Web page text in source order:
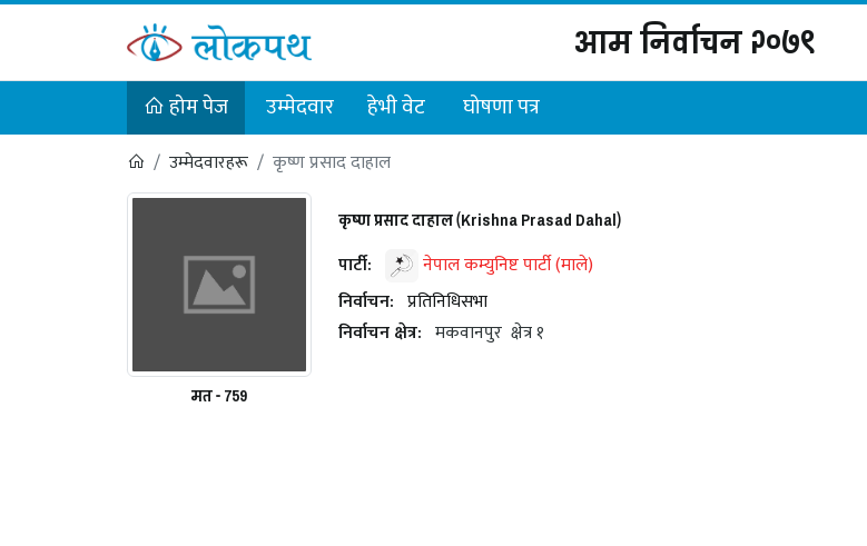
आम निर्वाचन २०७९
होम पेज उम्मेदवार हेभी वेट घोषणा पत्र
उम्मेदवारहरू कृष्ण प्रसाद दाहाल
मत - 759
कृष्ण प्रसाद दाहाल (Krishna Prasad Dahal)
पार्टी:
नेपाल कम्युनिष्ट पार्टी (माले)
निर्वाचन: प्रतिनिधिसभा
निर्वाचन क्षेत्र: मकवानपुर क्षेत्र १